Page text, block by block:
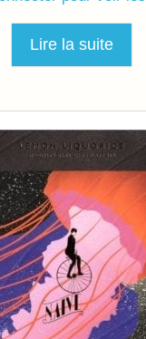
Lire la suite